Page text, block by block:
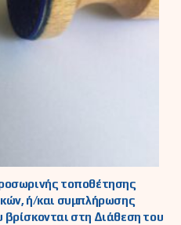
τοποθέτησης
ή/και συμπλήρωσης
στη Διάθεση του